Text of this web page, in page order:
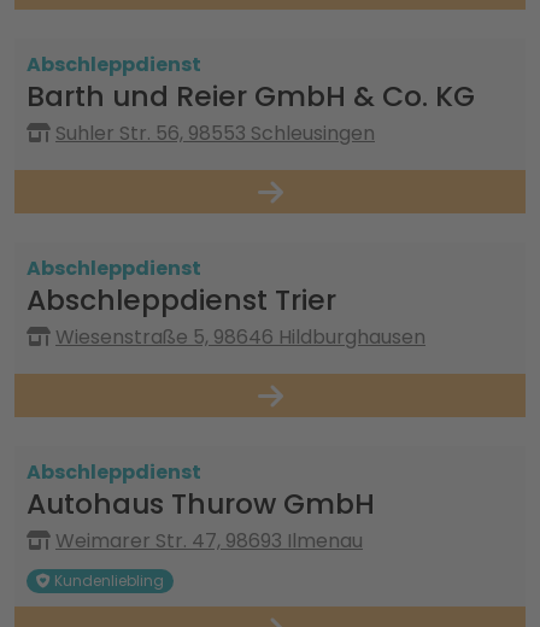
Abschleppdienst
Barth und Reier GmbH & Co. KG
Suhler Str. 56, 98553 Schleusingen
Abschleppdienst
Abschleppdienst Trier
Wiesenstraße 5, 98646 Hildburghausen
Abschleppdienst
Autohaus Thurow GmbH
Weimarer Str. 47, 98693 Ilmenau
Kundenliebling